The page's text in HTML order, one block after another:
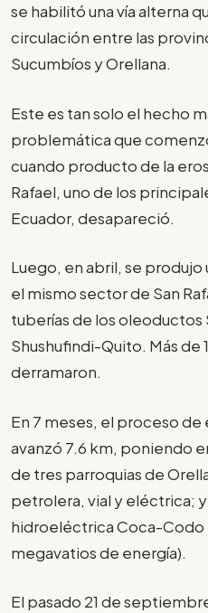
se habilitó una vía alterna
circulación entre las
Sucumbíos y Orellana.
Este es tan solo el hecho
problemática que
cuando producto de la
Rafael, uno de los
Ecuador, desapareció.
Luego, en abril, se
el mismo sector de San
tuberías de los oleoductos
Shushufindi-Quito. Más de
derramaron.
En 7 meses, el proceso de
avanzó 7.6 km, poniendo
de tres parroquias de
petrolera, vial y eléctrica;
hidroeléctrica Coca-Codo
megavatios de energía).
El pasado 21 de